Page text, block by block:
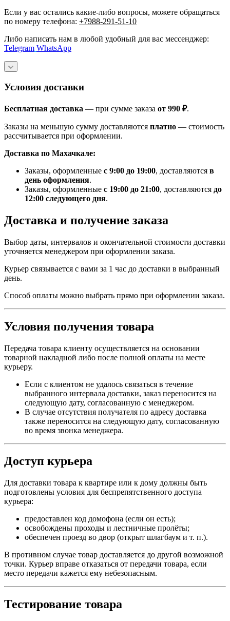
Если у вас остались какие-либо вопросы, можете обращаться
по номеру телефона: +7988-291-51-10
Либо написать нам в любой удобный для вас мессенджер:
Telegram WhatsApp
Условия доставки
Бесплатная доставка — при сумме заказа от 990 ₽.
Заказы на меньшую сумму доставляются платно — стоимость
рассчитывается при оформлении.
Доставка по Махачкале:
Заказы, оформленные с 9:00 до 19:00, доставляются в
день оформления.
Заказы, оформленные с 19:00 до 21:00, доставляются до
12:00 следующего дня.
Доставка и получение заказа
Выбор даты, интервалов и окончательной стоимости доставки
уточняется менеджером при оформлении заказа.
Курьер связывается с вами за 1 час до доставки в выбранный
день.
Способ оплаты можно выбрать прямо при оформлении заказа.
Условия получения товара
Передача товара клиенту осуществляется на основании
товарной накладной либо после полной оплаты на месте
курьеру.
Если с клиентом не удалось связаться в течение
выбранного интервала доставки, заказ переносится на
следующую дату, согласованную с менеджером.
В случае отсутствия получателя по адресу доставка
также переносится на следующую дату, согласованную
во время звонка менеджера.
Доступ курьера
Для доставки товара к квартире или к дому должны быть
подготовлены условия для беспрепятственного доступа
курьера:
предоставлен код домофона (если он есть);
освобождены проходы и лестничные пролёты;
обеспечен проезд во двор (открыт шлагбаум и т. п.).
В противном случае товар доставляется до другой возможной
точки. Курьер вправе отказаться от передачи товара, если
место передачи кажется ему небезопасным.
Тестирование товара